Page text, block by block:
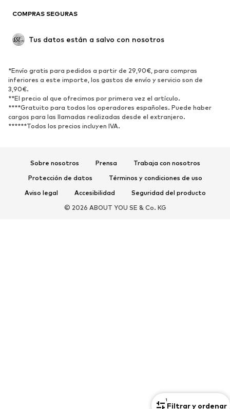
1
Filtrar y ordenar
Tallas grandes
Reciclado
ZAPATOS
Nuevo
Zapatillas de deporte
Botines
Zapatos de tacón y plataforma Botas
Zapatillas de casa
Exclusivo
COMPRAS SEGURAS
Tus datos están a salvo con nosotros
*Envío gratis para pedidos a partir de 29,90€, para compras
inferiores a este importe, los gastos de envío y servicio son de
3,90€.
**El precio al que ofrecimos por primera vez el artículo.
****Gratuito para todos los operadores españoles. Puede haber
cargos para las llamadas realizadas desde el extranjero.
******Todos los precios incluyen IVA.
Sobre nosotros Prensa
Trabaja con nosotros
Protección de datos
Términos y condiciones de uso
Aviso legal
Accesibilidad
Seguridad del producto
© 2026 ABOUT YOU SE & Co. KG